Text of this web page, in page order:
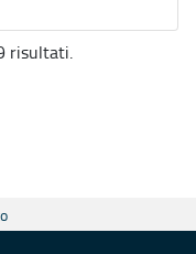
risultati.